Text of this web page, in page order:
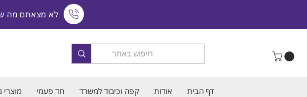
לא מצאתם מה
דף הבית אודות קפה וכיבוד למשרד חד פעמי מוצרי